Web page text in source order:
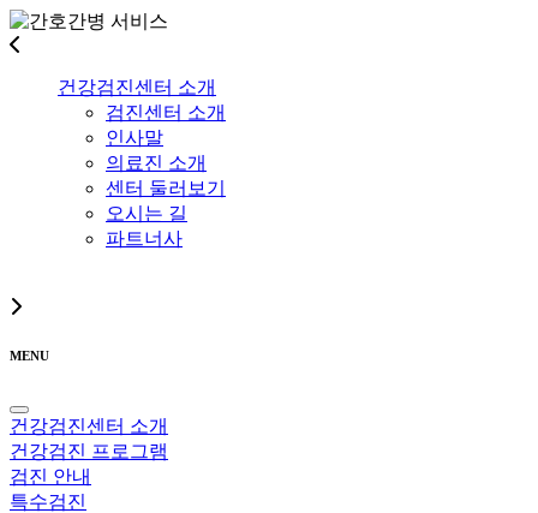
건강검진센터 소개
검진센터 소개
인사말
의료진 소개
센터 둘러보기
오시는 길
파트너사
MENU
건강검진센터 소개
건강검진 프로그램
검진 안내
특수검진